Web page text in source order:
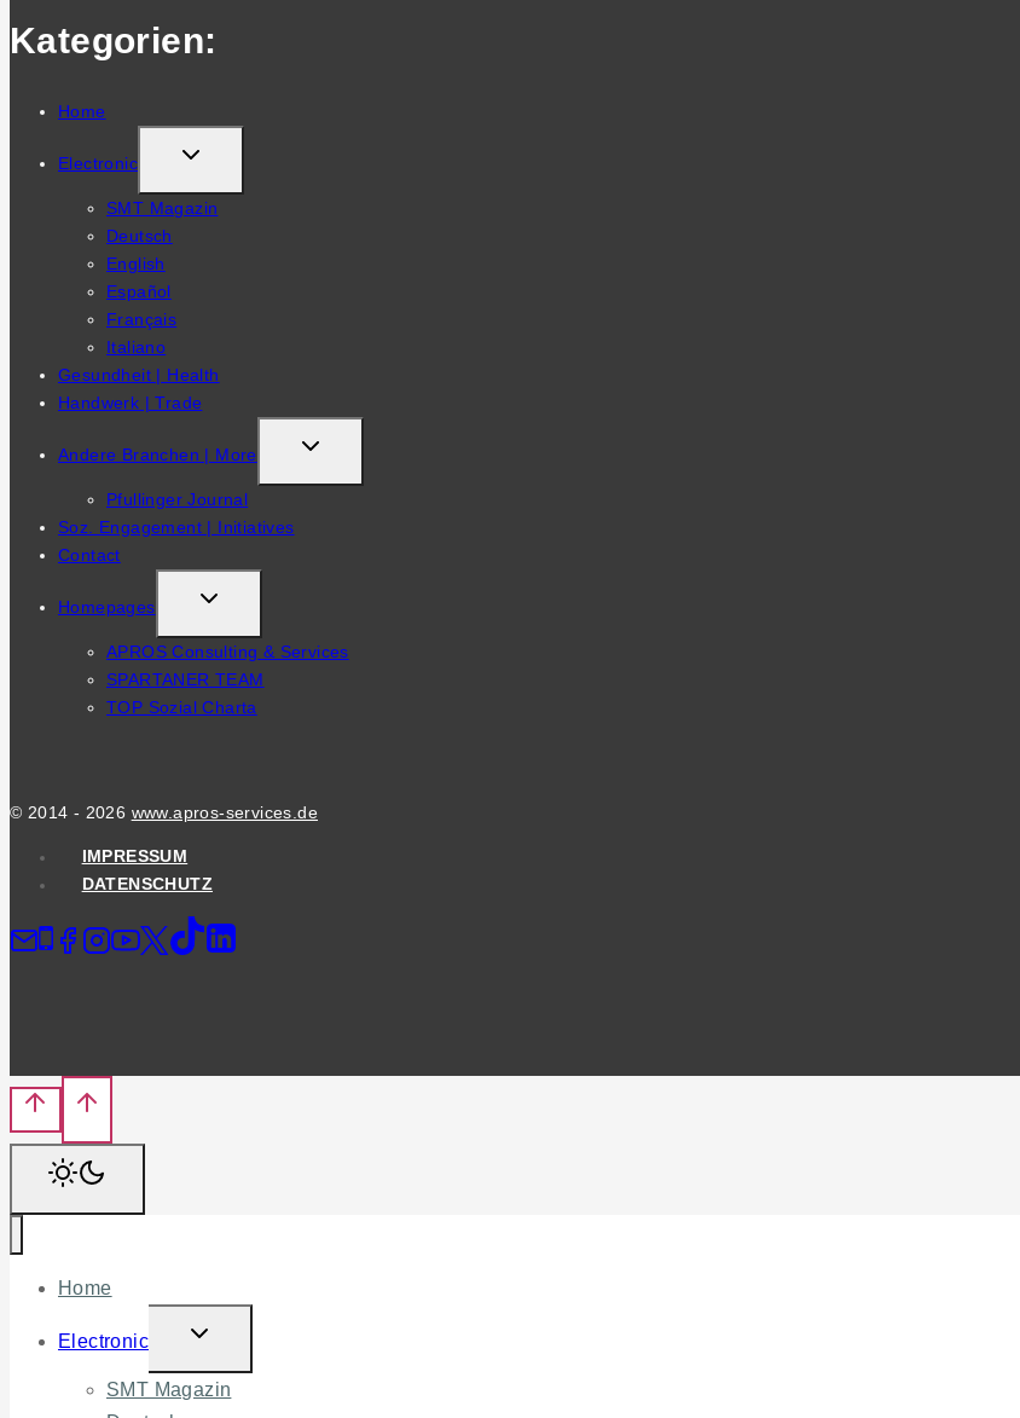
Kategorien:
Home
Electronic
TOGGLE
MENU
SMT Magazin
Deutsch
English
Español
Français
Italiano
Gesundheit | Health
Handwerk | Trade
Andere Branchen | More
TOGGLE
Pfullinger Journal
Soz. Engagement | Initiatives
Contact
Homepages
TOGGLE
MENU
APROS Consulting & Services
SPARTANER TEAM
TOP Sozial Charta
© 2014 - 2026 www.apros-services.de
IMPRESSUM
DATENSCHUTZ
Home
Electronic
TOGGLE
MENU
SMT Magazin